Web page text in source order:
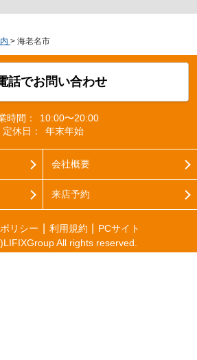
> 海老名市
話でお問い合わせ
時間：
10:00〜20:00
定休日：
年末年始
会社概要
来店予約
リシー 利用規約
PCサイト
All rights reserved.